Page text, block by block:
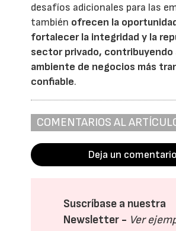
desafíos adicionales para las
también ofrecen la
fortalecer la integridad y la
sector privado, contribuyendo
ambiente de negocios más
confiable.
COMENTARIOS AL
Deja un comentario
Suscríbase a nuestra
Newsletter - Ver